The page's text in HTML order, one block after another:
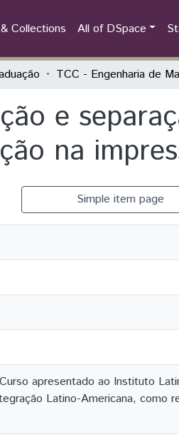
Collections All of DSpace
e
na
Simple item page
apresentado ao Instituto
Latino-Americana,